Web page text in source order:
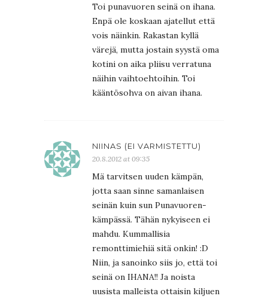
Toi punavuoren seinä on ihana.
Enpä ole koskaan ajatellut että
vois näinkin. Rakastan kyllä
värejä, mutta jostain syystä oma
kotini on aika pliisu verratuna
näihin vaihtoehtoihin. Toi
kääntösohva on aivan ihana.
NIINAS (EI VARMISTETTU)
20.8.2012 at 09:35
Mä tarvitsen uuden kämpän,
jotta saan sinne samanlaisen
seinän kuin sun Punavuoren-
kämpässä. Tähän nykyiseen ei
mahdu. Kummallisia
remonttimiehiä sitä onkin! :D
Niin, ja sanoinko siis jo, että toi
seinä on IHANA!! Ja noista
uusista malleista ottaisin kiljuen